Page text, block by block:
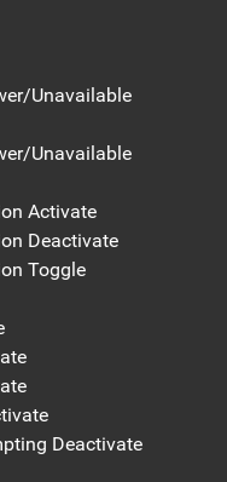
Unavailable
Unavailable
Activate
Deactivate
Toggle
Deactivate